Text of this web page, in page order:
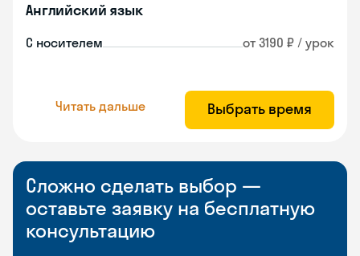
Английский язык
С носителем от 3190 ₽ / урок
Читать дальше Выбрать время
Сложно сделать выбор —
оставьте заявку на бесплатную
консультацию